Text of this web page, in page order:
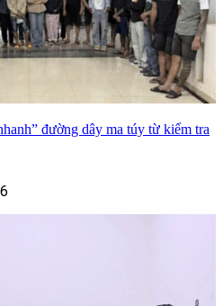
đường dây ma túy từ kiểm tra